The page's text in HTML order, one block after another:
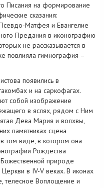
Писания на формирование
сказания:
Матфея и Евангелие
Предания в иконографию
не рассказывается в
повлияла гимнография –
появились в
и на саркофагах.
собой изображение
в яслях, рядом с Ним
Дева Мария и волхвы,
памятниках сцена
том виде, в котором она
Рождества
природе
в IV-V веках. В иконах
телесное Воплощение и